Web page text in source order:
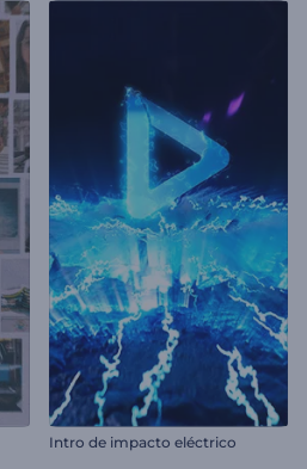
Intro de impacto eléctrico